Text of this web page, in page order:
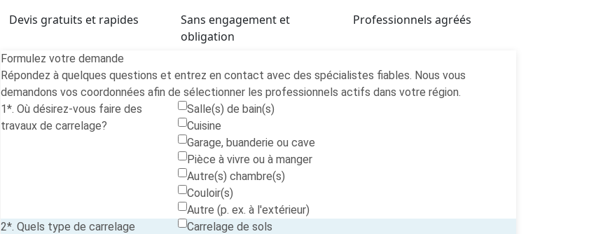
Devis gratuits et rapides
Sans engagement et
obligation
Professionnels agréés
Formulez votre demande
Répondez à quelques questions et entrez en contact avec des spécialistes fiables. Nous vous
demandons vos coordonnées afin de sélectionner les professionnels actifs dans votre région.
1*. Où désirez-vous faire des
travaux de carrelage?
Salle(s) de bain(s)
Cuisine
Garage, buanderie ou cave
Pièce à vivre ou à manger
Autre(s) chambre(s)
Couloir(s)
Autre (p. ex. à l'extérieur)
2*. Quels type de carrelage
Carrelage de sols